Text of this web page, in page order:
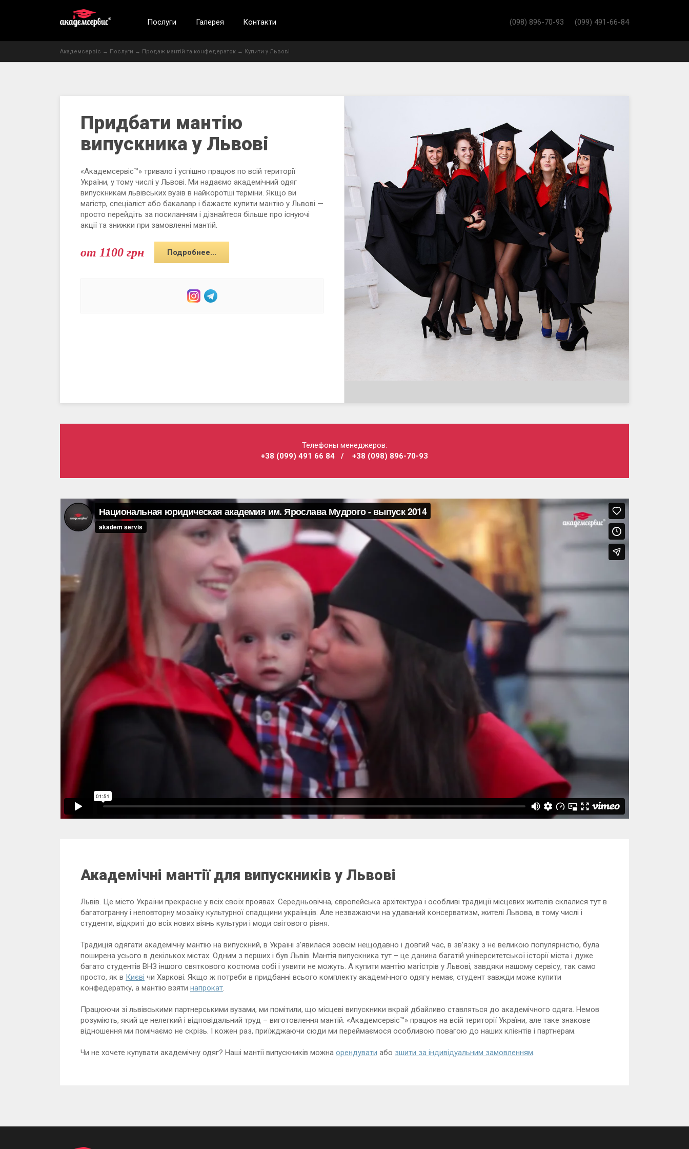
Послуги Галерея Контакти (098) 896-70-93 (099) 491-66-84
Академсервіс → Послуги → Продаж мантій та конфедераток → Купити у Львові
Придбати мантію
випускника у Львові
«Академсервiс™» тривало і успішно працює по всій території
України, у тому числі у Львові. Ми надаємо академічний одяг
випускникам львівських вузів в найкоротші терміни. Якщо ви
магістр, спеціаліст або бакалавр і бажаєте купити мантію у Львові —
просто перейдіть за посиланням і дізнайтеся більше про існуючі
акції та знижки при замовленні мантій.
от 1100 грн Подробнее...
Телефоны менеджеров:
+38 (099) 491 66 84 / +38 (098) 896-70-93
Академічні мантії для випускників у Львові
Львів. Це місто України прекрасне у всіх своїх проявах. Середньовічна, європейська архітектура і особливі традиції місцевих жителів склалися тут в
багатогранну і неповторну мозаїку культурної спадщини українців. Але незважаючи на удаваний консерватизм, жителі Львова, в тому числі і
студенти, відкриті до всіх нових віянь культури і моди світового рівня.
Традиція одягати академічну мантію на випускний, в Україні з’явилася зовсім нещодавно і довгий час, в зв’язку з не великою популярністю, була
поширена усього в декількох містах. Одним з перших і був Львів. Мантія випускника тут – це данина багатій університетської історії міста і дуже
багато студентів ВНЗ іншого святкового костюма собі і уявити не можуть. А купити мантію магістрів у Львові, завдяки нашому сервісу, так само
просто, як в Києві чи Харкові. Якщо ж потреби в придбанні всього комплекту академічного одягу немає, студент завжди може купити
конфедератку, а мантію взяти напрокат.
Працюючи зі львівськими партнерськими вузами, ми помітили, що місцеві випускники вкрай дбайливо ставляться до академічного одяга. Немов
розуміють, який це нелегкий і відповідальний труд – виготовлення мантій. «Академсервiс™» працює на всій території України, але таке знакове
відношення ми помічаємо не скрізь. І кожен раз, приїжджаючи сюди ми переймаємося особливою повагою до наших клієнтів і партнерам.
Чи не хочете купувати академічну одяг? Наші мантії випускників можна орендувати або зшити за індивідуальним замовленням.